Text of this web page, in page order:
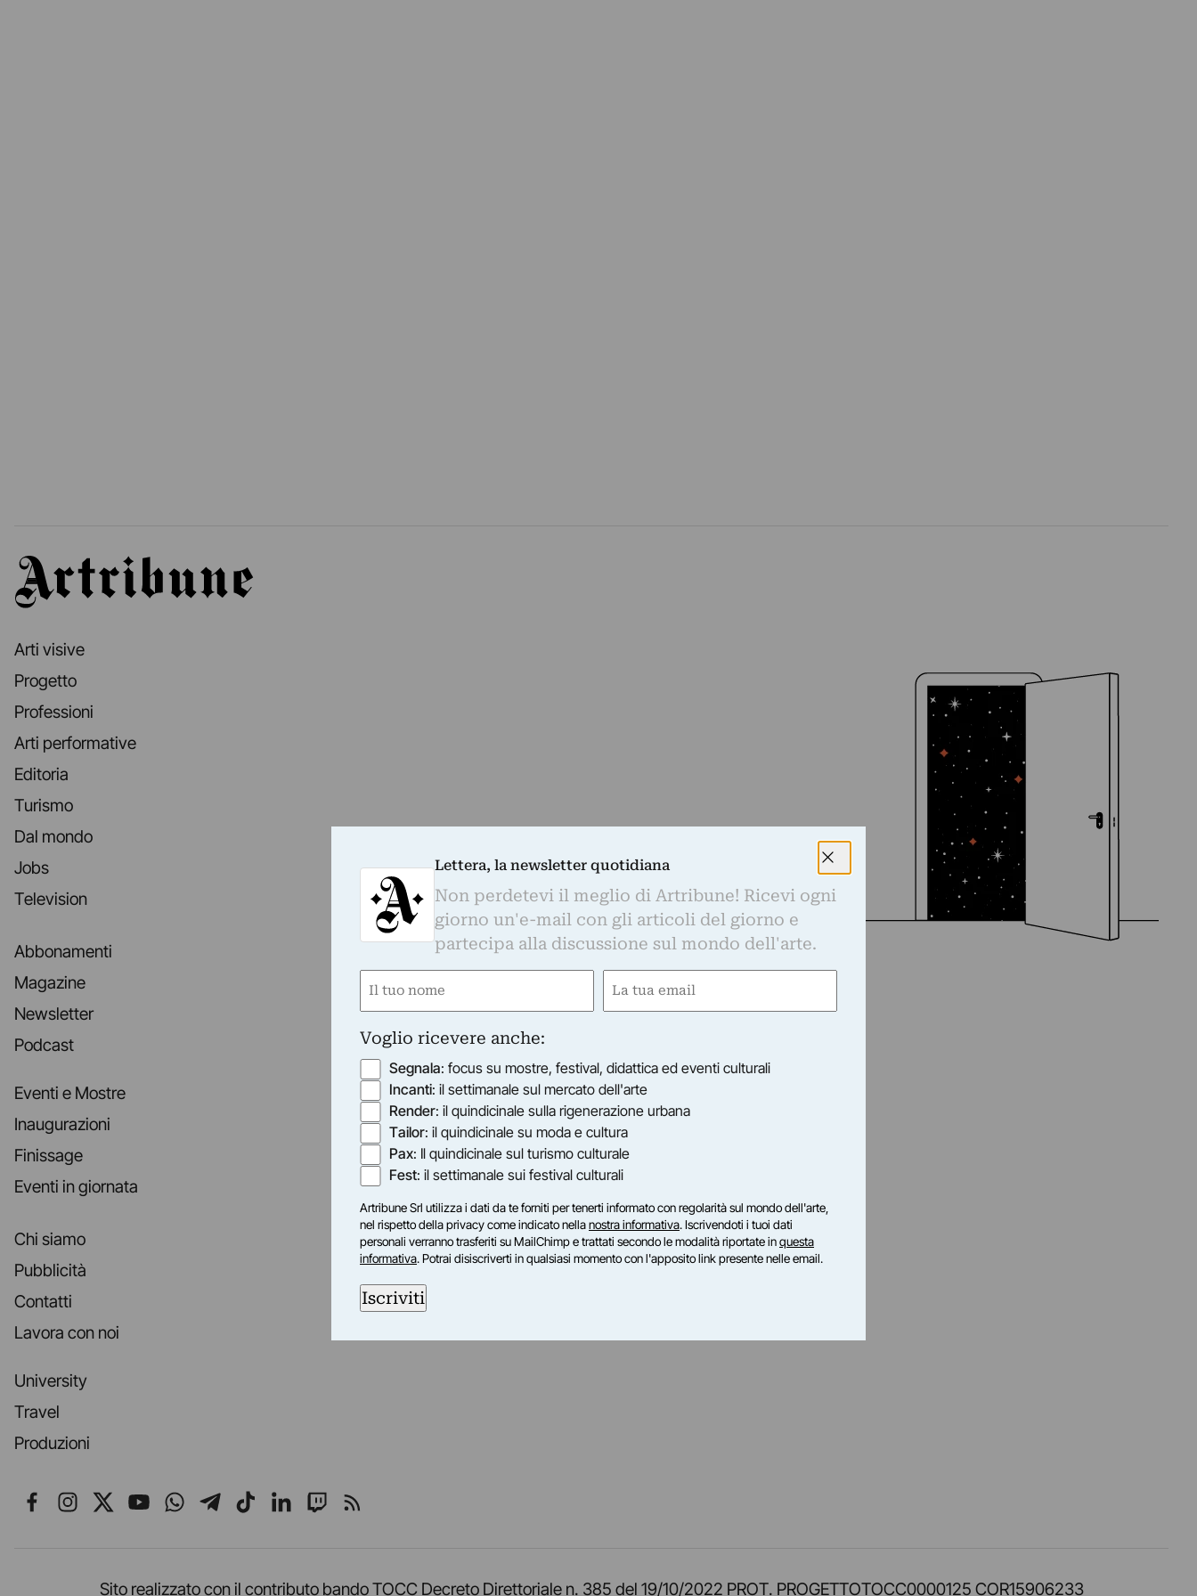
Artribune
Arti visive
Progetto
Professioni
Arti performative
Editoria
Turismo
Dal mondo
Jobs
Television
Abbonamenti
Magazine
Newsletter
Podcast
Eventi e Mostre
Inaugurazioni
Finissage
Eventi in giornata
Chi siamo
Pubblicità
Contatti
Lavora con noi
University
Travel
Produzioni
Seguici su Facebook
Seguici su Instagram
Seguici su X
Seguici su YouTube
Seguici su WhatsApp
Seguici su Telegram
Seguici su TikTok
Seguici su LinkedIn
Seguici su Twitch
Seguici su Rss
Sito realizzato con il contributo bando TOCC Decreto Direttoriale n. 385 del 19/10/2022 PROT. PROGETTOTOCC0000125 COR15906233
Lettera, la newsletter quotidiana
Non perdetevi il meglio di Artribune! Ricevi ogni
giorno un'e-mail con gli articoli del giorno e
partecipa alla discussione sul mondo dell'arte.
Nome
Email
Voglio ricevere anche:
Segnala: focus su mostre, festival, didattica ed eventi culturali
Incanti: il settimanale sul mercato dell'arte
Render: il quindicinale sulla rigenerazione urbana
Tailor: il quindicinale su moda e cultura
Pax: Il quindicinale sul turismo culturale
Fest: il settimanale sui festival culturali
Artribune Srl utilizza i dati da te forniti per tenerti informato con regolarità sul mondo dell'arte,
nel rispetto della privacy come indicato nellanostra informativa. Iscrivendoti i tuoi dati
personali verranno trasferiti su MailChimp e trattati secondo le modalità riportate inquesta
informativa. Potrai disiscriverti in qualsiasi momento con l'apposito link presente nelle email.
Iscriviti